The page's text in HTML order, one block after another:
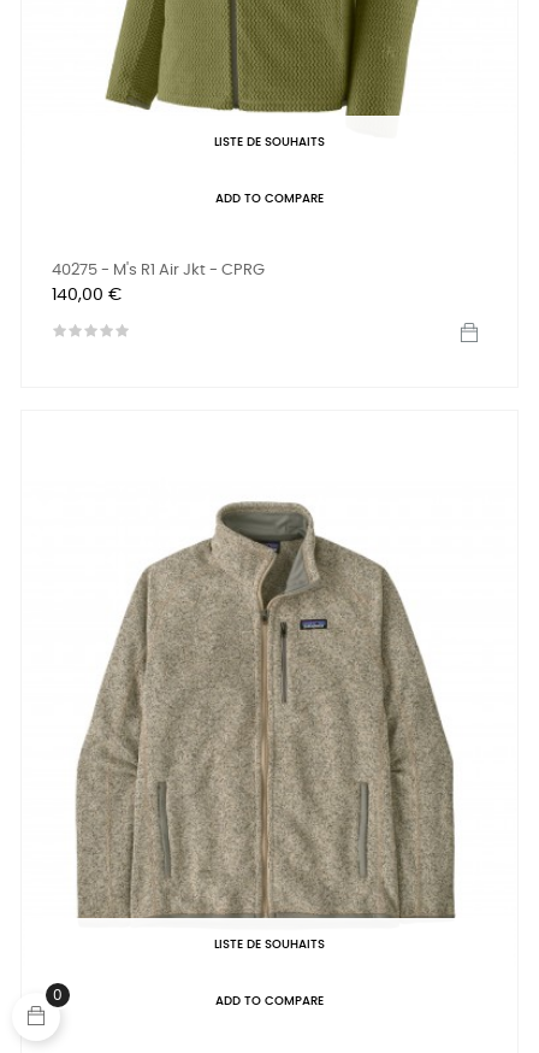
LISTE DE SOUHAITS
ADD TO COMPARE
40275 - M's R1 Air Jkt - CPRG
Prix
140,00 €
LISTE DE SOUHAITS
ADD TO COMPARE
0